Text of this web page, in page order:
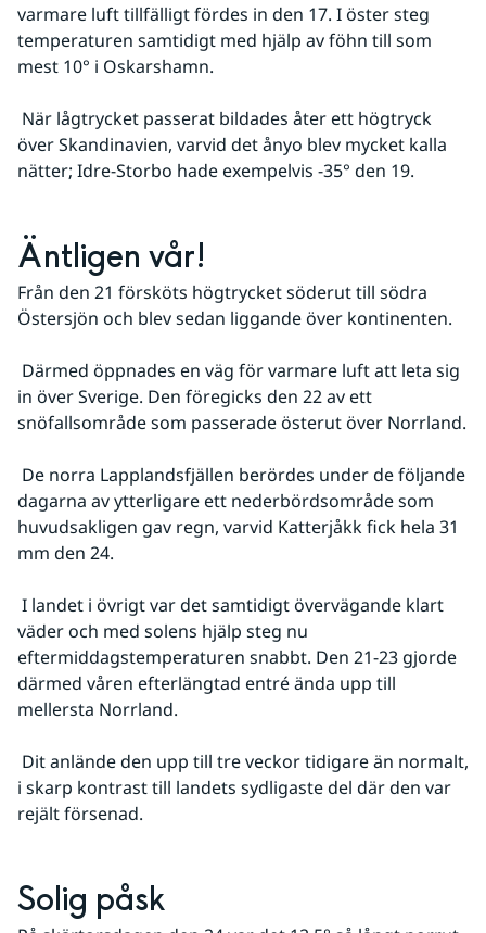
varmare luft tillfälligt fördes in den 17. I öster steg
temperaturen samtidigt med hjälp av föhn till som
mest 10° i Oskarshamn.
över Skandinavien, varvid det ånyo blev mycket kalla
nätter; Idre-Storbo hade exempelvis -35° den 19.
Äntligen vår!
Från den 21 försköts högtrycket söderut till södra
Östersjön och blev sedan liggande över kontinenten.
in över Sverige. Den föregicks den 22 av ett
snöfallsområde som passerade österut över Norrland.
dagarna av ytterligare ett nederbördsområde som
huvudsakligen gav regn, varvid Katterjåkk fick hela 31
mm den 24.
väder och med solens hjälp steg nu
eftermiddagstemperaturen snabbt. Den 21-23 gjorde
därmed våren efterlängtad entré ända upp till
mellersta Norrland.
i skarp kontrast till landets sydligaste del där den var
rejält försenad.
Solig påsk